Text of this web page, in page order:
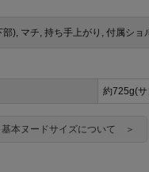
部), マチ, 持ち手上がり, 付属シ
約725g(
基本ヌードサイズについて ＞